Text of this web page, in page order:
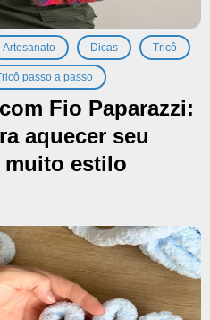
Artesanato , Dicas , Tricô ,
passo a passo
Fio Paparazzi:
aquecer seu
muito estilo